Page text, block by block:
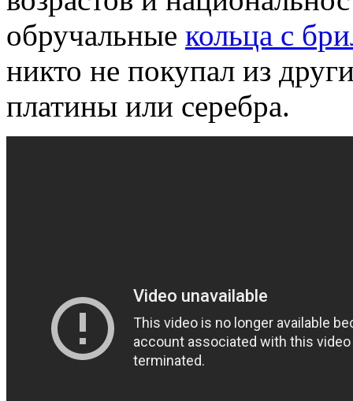
обручальные кольца с
никто не покупал из
платины или серебра.